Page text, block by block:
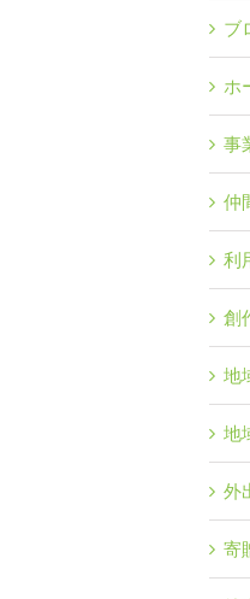
ブ
ホ
事
仲
利
創
地
地
外
寄